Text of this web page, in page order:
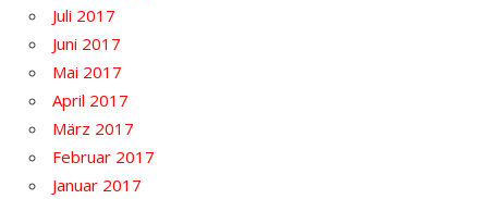
Juli 2017
Juni 2017
Mai 2017
April 2017
März 2017
Februar 2017
Januar 2017